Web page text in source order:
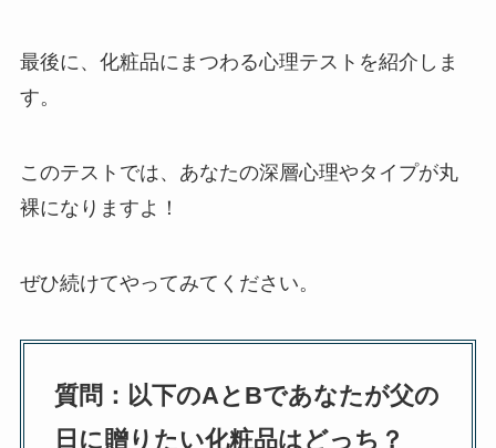
最後に、化粧品にまつわる心理テストを紹介しま
す。
このテストでは、あなたの深層心理やタイプが丸
裸になりますよ！
ぜひ続けてやってみてください。
質問：以下のAとBであなたが父の
日に贈りたい化粧品はどっち？